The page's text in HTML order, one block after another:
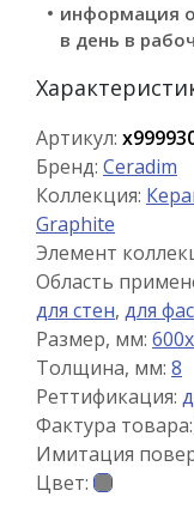
информация
в день в
Артикул:
Бренд: Ceradim
Коллекция:
Graphite
Элемент
Область
для стен, для
Размер, мм:
Толщина, мм: 8
Реттификация:
Фактура товара:
Имитация
Цвет: